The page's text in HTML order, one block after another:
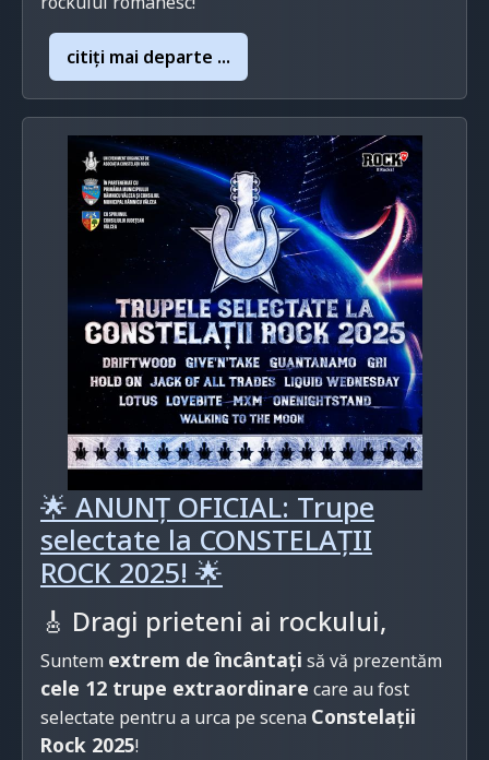
citiţi mai departe ...
🌟 ANUNȚ OFICIAL: Trupe
selectate la CONSTELAȚII
ROCK 2025! 🌟
🎸 Dragi prieteni ai rockului,
Suntem extrem de încântați să vă prezentăm
cele 12 trupe extraordinare care au fost
selectate pentru a urca pe scena Constelații
Rock 2025!